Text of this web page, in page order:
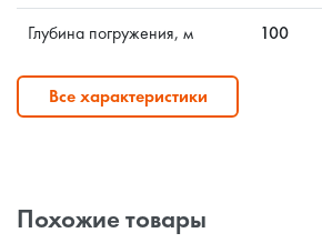
Глубина погружения, м 100
Все характеристики
Похожие товары